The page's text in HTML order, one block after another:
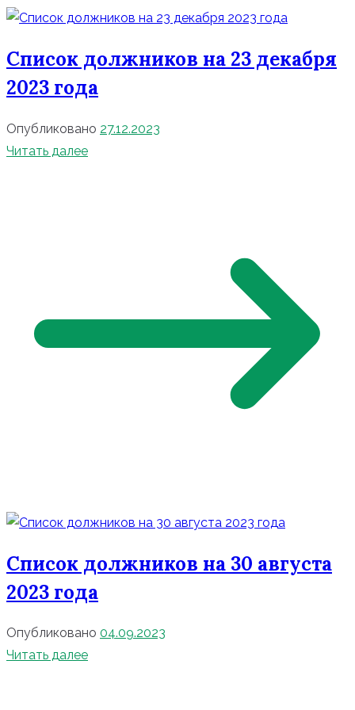
Список должников на 23 декабря
2023 года
Опубликовано 27.12.2023
Читать далее
Список должников на 30 августа
2023 года
Опубликовано 04.09.2023
Читать далее